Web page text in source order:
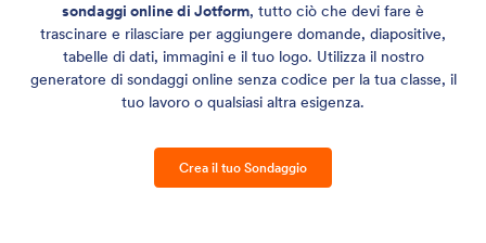
sondaggi online di Jotform, tutto ciò che devi fare è
trascinare e rilasciare per aggiungere domande, diapositive,
tabelle di dati, immagini e il tuo logo. Utilizza il nostro
generatore di sondaggi online senza codice per la tua classe, il
tuo lavoro o qualsiasi altra esigenza.
Crea il tuo Sondaggio